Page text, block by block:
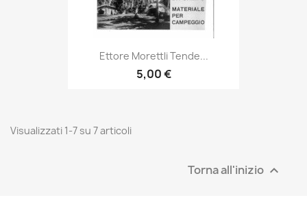
Ettore Morettli Tende...
5,00 €
Visualizzati 1-7 su 7 articoli
Torna all'inizio 